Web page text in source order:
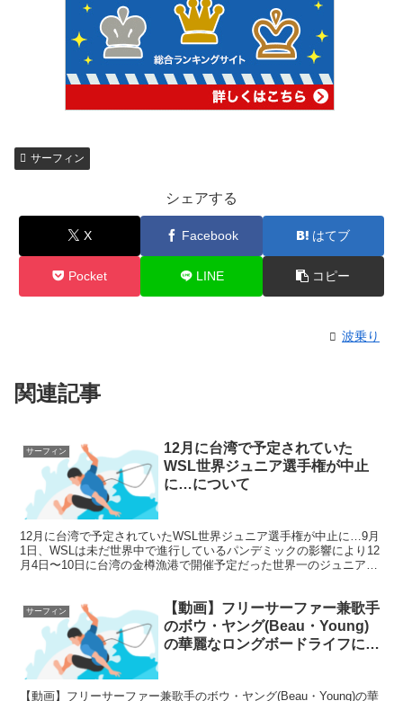
サーフィン
シェアする
X Facebook はてブ
Pocket LINE コピー
波乗り
関連記事
サーフィン
12月に台湾で予定されていた
WSL世界ジュニア選手権が中止
に…について
12月に台湾で予定されていたWSL世界ジュニア選手権が中止に…9月
1日、WSLは未だ世界中で進行しているパンデミックの影響により12
月4日〜10日に台湾の金樽漁港で開催予定だった世界一のジュニアを
サーフィン
【動画】フリーサーファー兼歌手
のボウ・ヤング(Beau・Young)
の華麗なロングボードライフにつ
【動画】フリーサーファー兼歌手のボウ・ヤング(Beau・Young)の華